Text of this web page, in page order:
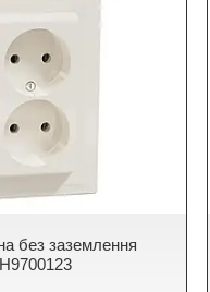
без заземлення